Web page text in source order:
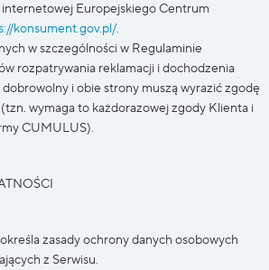
Europejskiego Centrum
konsument.gov.pl/.
w szczególności w Regulaminie
rozpatrywania reklamacji i dochodzenia
i obie strony muszą wyrazić zgodę
wymaga to każdorazowej zgody Klienta i
CUMULUS).
zasady ochrony danych osobowych
z Serwisu.